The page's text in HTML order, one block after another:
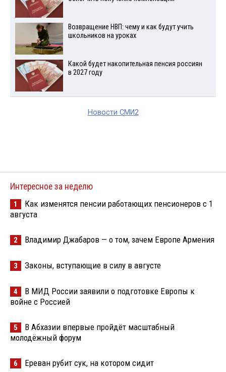
Возвращение НВП: чему и как будут учить
школьников на уроках
Какой будет накопительная пенсия россиян
в 2027 году
Новости СМИ2
Интересное за неделю
1
Как изменятся пенсии работающих пенсионеров с 1
августа
2 Владимир Джабаров — о том, зачем Европе Армения
3 Законы, вступающие в силу в августе
4
В МИД России заявили о подготовке Европы к
войне с Россией
5
В Абхазии впервые пройдёт масштабный
молодёжный форум
6 Ереван рубит сук, на котором сидит